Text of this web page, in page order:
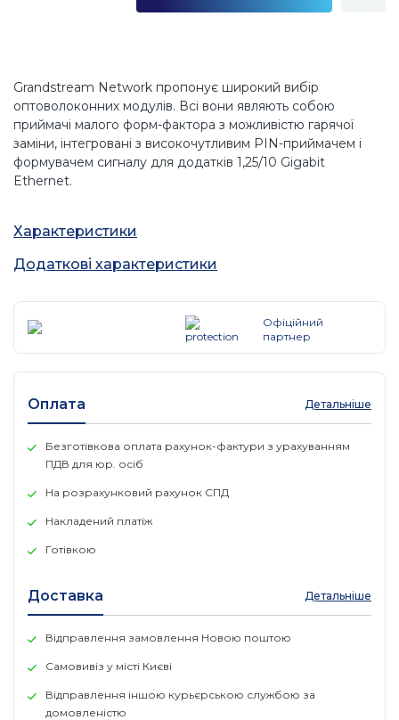
Grandstream Network пропонує широкий вибір
оптоволоконних модулів. Всі вони являють собою
приймачі малого форм-фактора з можливістю гарячої
заміни, інтегровані з високочутливим PIN-приймачем і
формувачем сигналу для додатків 1,25/10 Gigabit
Ethernet.
електромагнітних завад і відмінний захист від
енергоспоживанню ці оптоволоконні модулі ідеально
Характеристики
Додаткові характеристики
Офіційний
партнер
Оплата Детальніше
Безготівкова оплата рахунок-фактури з урахуванням
ПДВ для юр. осіб
На розрахунковий рахунок СПД
Накладений платіж
Готівкою
Доставка Детальніше
Відправлення замовлення Новою поштою
Самовивіз у місті Києві
Відправлення іншою курьєрською службою за
домовленістю